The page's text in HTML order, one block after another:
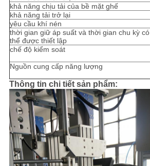
CHÍNH
SÁCH
BẢO
MẬT
khả năng chịu tải của bề mặt ghế
khả năng tải trở lại
yêu cầu khí nén
thời gian giữ áp suất và thời gian chu kỳ có
thể được thiết lập
chế độ kiểm soát
Nguồn cung cấp năng lượng
Thông tin chi tiết sản phẩm: